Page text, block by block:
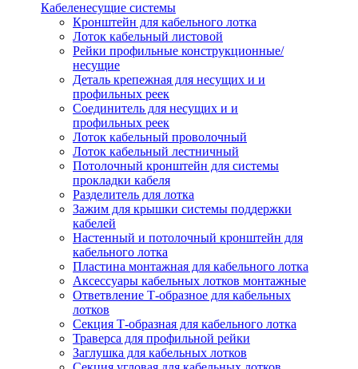
Кабеленесущие системы
Кронштейн для кабельного лотка
Лоток кабельный листовой
Рейки профильные конструкционные/
несущие
Деталь крепежная для несущих и и
профильных реек
Соединитель для несущих и и
профильных реек
Лоток кабельный проволочный
Лоток кабельный лестничный
Потолочный кронштейн для системы
прокладки кабеля
Разделитель для лотка
Зажим для крышки системы поддержки
кабелей
Настенный и потолочный кронштейн для
кабельного лотка
Пластина монтажная для кабельного лотка
Аксессуары кабельных лотков монтажные
Ответвление Т-образное для кабельных
лотков
Секция Т-образная для кабельного лотка
Траверса для профильной рейки
Заглушка для кабельных лотков